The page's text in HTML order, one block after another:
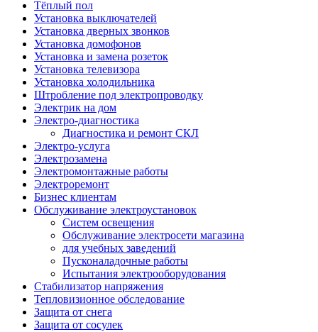
Тёплый пол
Установка выключателей
Установка дверных звонков
Установка домофонов
Установка и замена розеток
Установка телевизора
Установка холодильника
Штробление под электропроводку
Электрик на дом
Электро-диагностика
Диагностика и ремонт СКЛ
Электро-услуга
Электрозамена
Электромонтажные работы
Электроремонт
Бизнес клиентам
Обслуживание электроустановок
Систем освещения
Обслуживание электросети магазина
для учебных заведений
Пусконаладочные работы
Испытания электрооборудования
Стабилизатор напряжения
Тепловизионное обследование
Защита от снега
Защита от сосулек